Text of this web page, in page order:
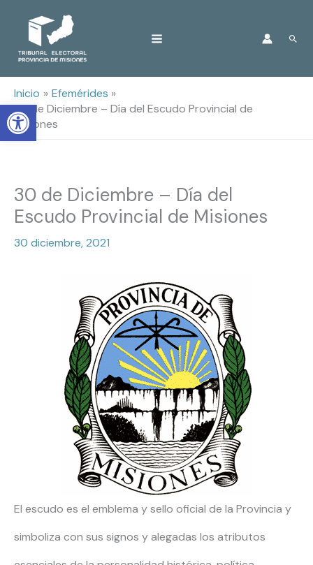
Open toolbar
Inicio
Efemérides
30 de Diciembre – Día del Escudo Provincial de
Misiones
30 de Diciembre – Día del
Escudo Provincial de Misiones
30 diciembre, 2021
El escudo es el emblema y sello oficial de la Provincia y
simboliza con sus signos y alegadas los atributos